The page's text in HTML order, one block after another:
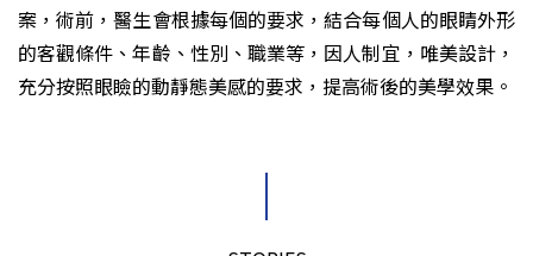
案，術前，醫生會根據每個的要求，結合每個人的眼睛外形
的客觀條件、年齡、性別、職業等，因人制宜，唯美設計，
充分按照眼瞼的動靜態美感的要求，提高術後的美學效果。